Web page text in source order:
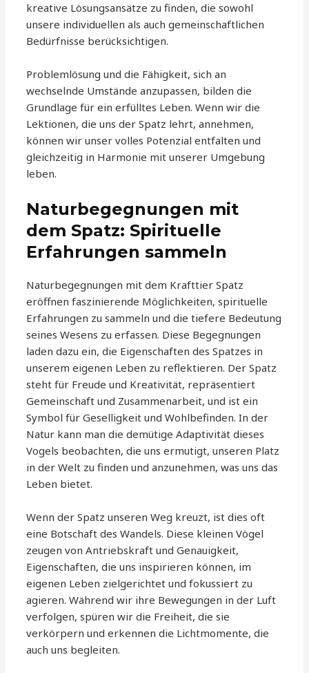
kreative Lösungsansätze zu finden, die sowohl
unsere individuellen als auch gemeinschaftlichen
Bedürfnisse berücksichtigen.
Problemlösung und die Fähigkeit, sich an
wechselnde Umstände anzupassen, bilden die
Grundlage für ein erfülltes Leben. Wenn wir die
Lektionen, die uns der Spatz lehrt, annehmen,
können wir unser volles Potenzial entfalten und
gleichzeitig in Harmonie mit unserer Umgebung
leben.
Naturbegegnungen mit
dem Spatz: Spirituelle
Erfahrungen sammeln
Naturbegegnungen mit dem Krafttier Spatz
eröffnen faszinierende Möglichkeiten, spirituelle
Erfahrungen zu sammeln und die tiefere Bedeutung
seines Wesens zu erfassen. Diese Begegnungen
laden dazu ein, die Eigenschaften des Spatzes in
unserem eigenen Leben zu reflektieren. Der Spatz
steht für Freude und Kreativität, repräsentiert
Gemeinschaft und Zusammenarbeit, und ist ein
Symbol für Geselligkeit und Wohlbefinden. In der
Natur kann man die demütige Adaptivität dieses
Vogels beobachten, die uns ermutigt, unseren Platz
in der Welt zu finden und anzunehmen, was uns das
Leben bietet.
Wenn der Spatz unseren Weg kreuzt, ist dies oft
eine Botschaft des Wandels. Diese kleinen Vögel
zeugen von Antriebskraft und Genauigkeit,
Eigenschaften, die uns inspirieren können, im
eigenen Leben zielgerichtet und fokussiert zu
agieren. Während wir ihre Bewegungen in der Luft
verfolgen, spüren wir die Freiheit, die sie
verkörpern und erkennen die Lichtmomente, die
auch uns begleiten.